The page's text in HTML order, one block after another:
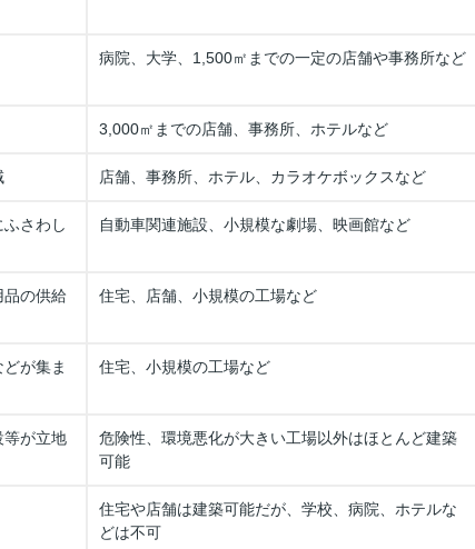
病院、大学、1,500㎡までの一定の店舗や事務所など
3,000㎡までの店舗、事務所、ホテルなど
店舗、事務所、ホテル、カラオケボックスなど
さわし
自動車関連施設、小規模な劇場、映画館など
の供給
住宅、店舗、小規模の工場など
が集ま
住宅、小規模の工場など
等が立地
危険性、環境悪化が大きい工場以外はほとんど建築
可能
住宅や店舗は建築可能だが、学校、病院、ホテルな
どは不可